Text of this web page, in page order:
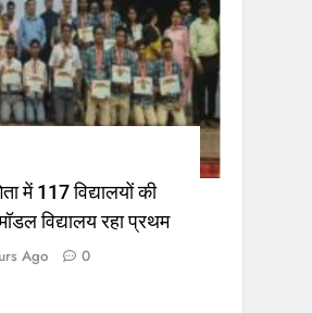
में 117 विद्यालयों की
विद्यालय रहा प्रथम
Ago 0